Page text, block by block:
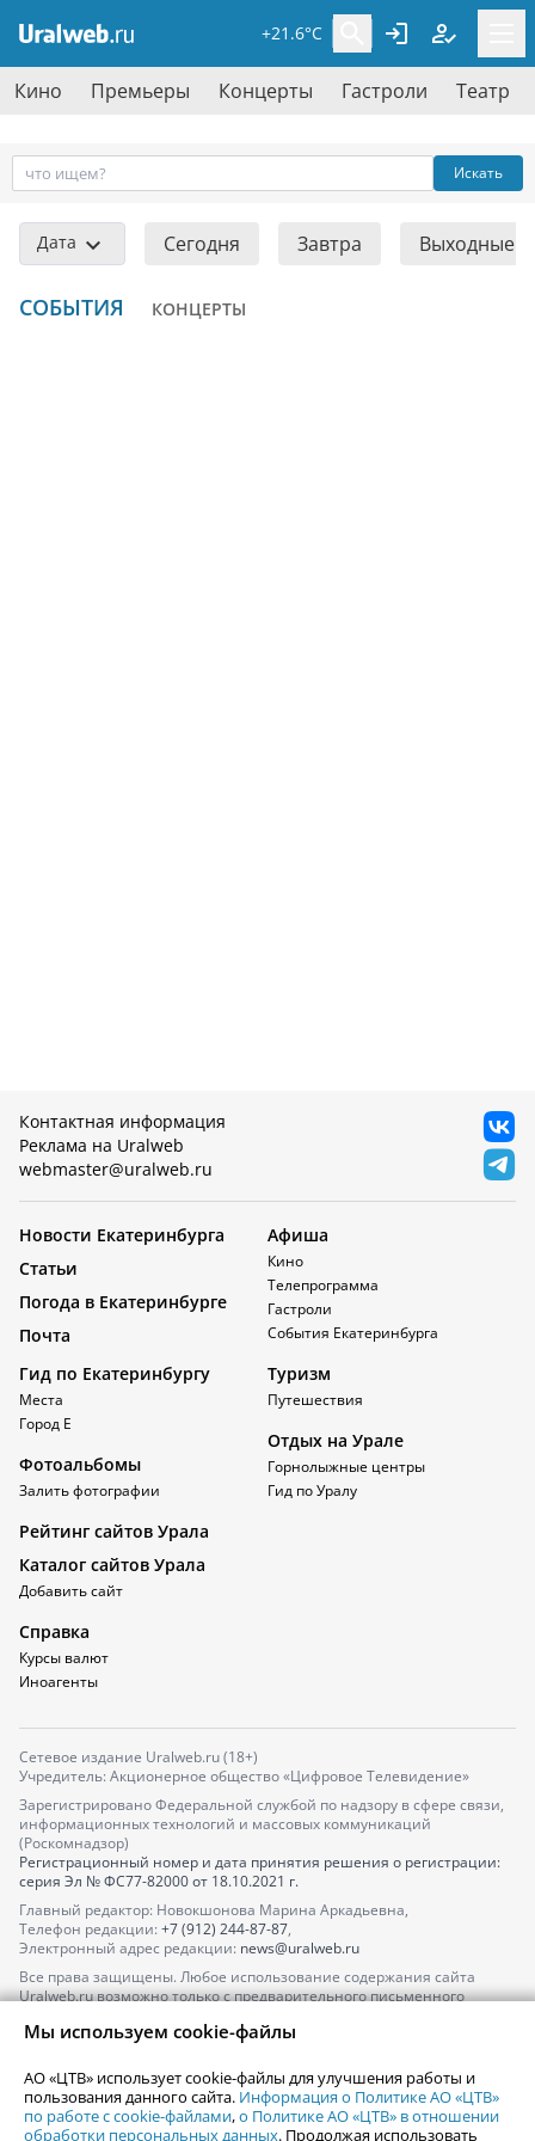
+21.6°C
Кино Премьеры Концерты Гастроли Театр
Искать
Дата Сегодня Завтра Выходные
СОБЫТИЯ КОНЦЕРТЫ
Контактная информация
Реклама на Uralweb
webmaster@uralweb.ru
Новости Екатеринбурга
Статьи
Погода в Екатеринбурге
Почта
Афиша
Кино
Телепрограмма
Гастроли
События Екатеринбурга
Гид по Екатеринбургу
Места
Город Е
Фотоальбомы
Залить фотографии
Туризм
Путешествия
Отдых на Урале
Горнолыжные центры
Гид по Уралу
Рейтинг сайтов Урала
Каталог сайтов Урала
Добавить сайт
Справка
Курсы валют
Иноагенты
Сетевое издание Uralweb.ru (18+)
Учредитель: Акционерное общество «Цифровое Телевидение»
Зарегистрировано Федеральной службой по надзору в сфере связи,
информационных технологий и массовых коммуникаций
(Роскомнадзор)
Регистрационный номер и дата принятия решения о регистрации:
серия Эл № ФС77-82000от 18.10.2021 г.
Главный редактор: Новокшонова Марина Аркадьевна,
Телефон редакции: +7 (912) 244-87-87,
Электронный адрес редакции: news@uralweb.ru
Все права защищены. Любое использование содержания сайта
Uralweb.ru возможно только с предварительного письменного
По вопросам размещения рекламы обращайтесь по тел.
По вопросам размещения информации в разделе «Афиша»
afisha@uralweb.ru
Мы используем cookie-файлы
АО «ЦТВ» использует cookie-файлы для улучшения работы и
пользования данного сайта. Информация о Политике АО «ЦТВ»
по работе с cookie-файлами,о Политике АО «ЦТВ» в отношении
обработки персональных данных. Продолжая использовать